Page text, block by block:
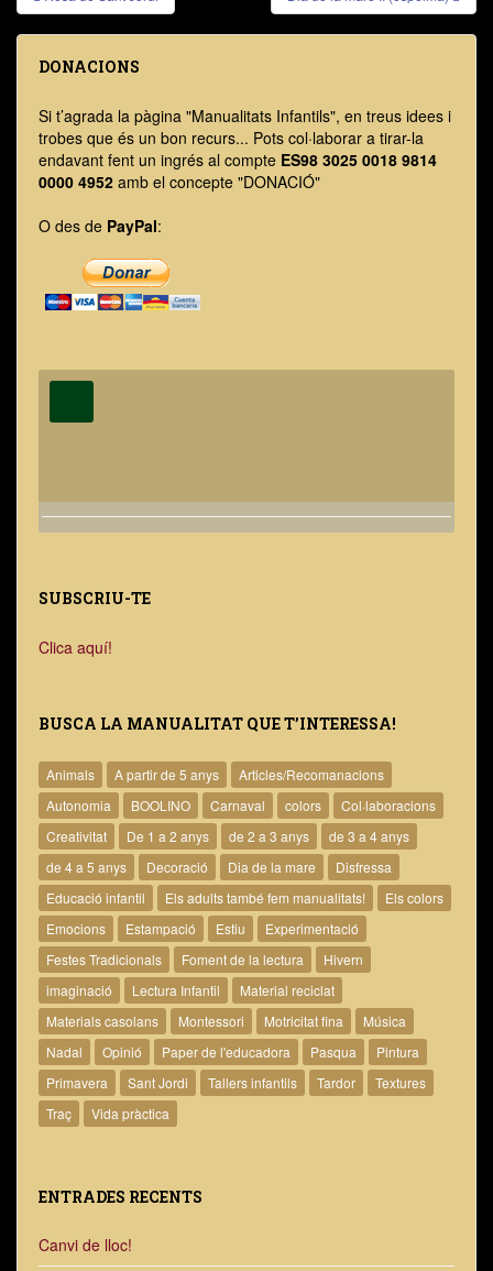
Navegació d'entrades
DONACIONS
Si t’agrada la pàgina "Manualitats Infantils", en treus idees i
trobes que és un bon recurs... Pots col·laborar a tirar-la
endavant fent un ingrés al compte ES98 3025 0018 9814
0000 4952 amb el concepte "DONACIÓ"
O des de PayPal:
SUBSCRIU-TE
Clica aquí!
BUSCA LA MANUALITAT QUE T’INTERESSA!
Animals A partir de 5 anys
Articles/Recomanacions
Autonomia
BOOLINO Carnaval colors
Col·laboracions
Creativitat
De 1 a 2 anys de 2 a 3 anys
de 3 a 4 anys
de 4 a 5 anys
Decoració Dia de la mare
Disfressa
Educació infantil
Els adults també fem manualitats!
Els colors
Emocions
Estampació Estiu
Experimentació
Festes Tradicionals
Foment de la lectura
Hivern
imaginació
Lectura Infantil
Material reciclat
Materials casolans
Montessori Motricitat fina
Música
Nadal
Opinió Paper de l'educadora Pasqua
Pintura
Primavera
Sant Jordi Tallers infantils Tardor
Textures
Traç
Vida pràctica
ENTRADES RECENTS
Canvi de lloc!